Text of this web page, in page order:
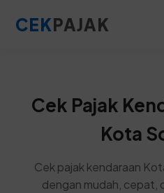
CEKPAJAK
Cek Pajak
Kota
Cek pajak kendaraan
dengan mudah, cepat,